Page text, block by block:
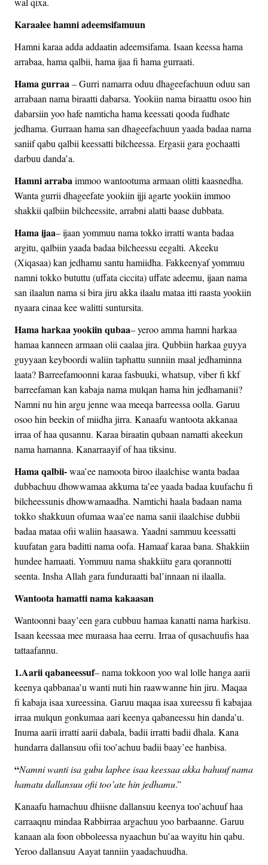
Karaalee hamni adeemsifamuun
Hamni karaa adda addaatin adeemsifama. Isaan keessa hama
arrabaa, hama qalbii, hama ijaa fi hama gurraati.
Hama gurraa – Gurri namarra oduu dhageefachuun oduu san
arrabaan nama biraatti dabarsa. Yookiin nama biraattu osoo hin
dabarsiin yoo hafe namticha hama keessati qooda fudhate
jedhama. Gurraan hama san dhageefachuun yaada badaa nama
saniif qabu qalbii keessatti bilcheessa. Ergasii gara gochaatti
darbuu danda’a.
Hamni arraba immoo wantootuma armaan olitti kaasnedha.
Wanta gurrii dhageefate yookiin ijji agarte yookiin immoo
shakkii qalbiin bilcheessite, arrabni alatti baase dubbata.
Hama ijaa– ijaan yommuu nama tokko irratti wanta badaa
argitu, qalbiin yaada badaa bilcheessu eegalti. Akeeku
(Xiqasaa) kan jedhamu santu hamiidha. Fakkeenyaf yommuu
namni tokko bututtu (uffata ciccita) uffate adeemu, ijaan nama
san ilaalun nama si bira jiru akka ilaalu mataa itti raasta yookiin
nyaara cinaa kee walitti suntursita.
Hama harkaa yookiin qubaa– yeroo amma hamni harkaa
hamaa kanneen armaan olii caalaa jira. Qubbiin harkaa guyya
guyyaan keyboordi waliin taphattu sunniin maal jedhaminna
laata? Barreefamoonni karaa fasbuuki, whatsup, viber fi kkf
barreefaman kan kabaja nama mulqan hama hin jedhamanii?
Namni nu hin argu jenne waa meeqa barreessa oolla. Garuu
osoo hin beekin of miidha jirra. Kanaafu wantoota akkanaa
irraa of haa qusannu. Karaa biraatin qubaan namatti akeekun
nama hamanna. Kanarraayif of haa tiksinu.
Hama qalbii-waa’ee namoota biroo ilaalchise wanta badaa
dubbachuu dhowwamaa akkuma ta’ee yaada badaa kuufachu fi
bilcheessunis dhowwamaadha. Namtichi haala badaan nama
tokko shakkuun ofumaa waa’ee nama sanii ilaalchise dubbii
badaa mataa ofii waliin haasawa. Yaadni sammuu keessatti
kuufatan gara baditti nama oofa. Hamaaf karaa bana. Shakkiin
hundee hamaati. Yommuu nama shakkiitu gara qorannotti
seenta. Insha Allah gara funduraatti bal’innaan ni ilaalla.
Wantoota hamatti nama kakaasan
Wantoonni baay’een gara cubbuu hamaa kanatti nama harkisu.
Isaan keessaa mee muraasa haa eerru. Irraa of qusachuufis haa
tattaafannu.
1.Aarii qabaneessuf– nama tokkoon yoo wal lolle hanga aarii
keenya qabbanaa’u wanti nuti hin raawwanne hin jiru. Maqaa
fi kabaja isaa xureessina. Garuu maqaa isaa xureessu fi kabajaa
irraa mulqun gonkumaa aari keenya qabaneessu hin danda’u.
Inuma aarii irratti aarii dabala, badii irratti badii dhala. Kana
hundarra dallansuu ofii too’achuu badii baay’ee hanbisa.
“Namni wanti isa gubu laphee isaa keessaa akka bahuuf nama
hamatu dallansuu ofii too’ate hin jedhamu.”
Kanaafu hamachuu dhiisne dallansuu keenya too’achuuf haa
carraaqnu mindaa Rabbirraa argachuu yoo barbaanne. Garuu
kanaan ala foon obboleessa nyaachun bu’aa wayitu hin qabu.
Yeroo dallansuu Aayat tanniin yaadachuudha.